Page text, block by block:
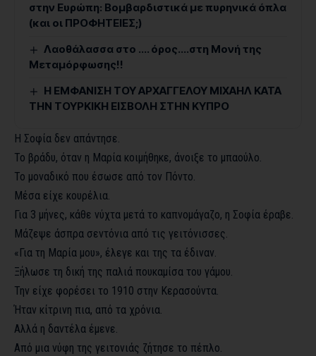
στην Ευρώπη: Βομβαρδιστικά με πυρηνικά όπλα
(και οι ΠΡΟΦΗΤΕΙΕΣ;)
Λαοθάλασσα στο …. όρος….στη Μονή της
Μεταμόρφωσης!!
Η ΕΜΦΑΝΙΣΗ ΤΟΥ ΑΡΧΑΓΓΕΛΟΥ ΜΙΧΑΗΛ ΚΑΤΑ
ΤΗΝ ΤΟΥΡΚΙΚΗ ΕΙΣΒΟΛΗ ΣΤΗΝ ΚΥΠΡΟ
Η Σοφία δεν απάντησε.
Το βράδυ, όταν η Μαρία κοιμήθηκε, άνοιξε το μπαούλο.
Το μοναδικό που έσωσε από τον Πόντο.
Μέσα είχε κουρέλια.
Για 3 μήνες, κάθε νύχτα μετά το καπνομάγαζο, η Σοφία έραβε.
Μάζεψε άσπρα σεντόνια από τις γειτόνισσες.
«Για τη Μαρία μου», έλεγε και της τα έδιναν.
Ξήλωσε τη δική της παλιά πουκαμίσα του γάμου.
Την είχε φορέσει το 1910 στην Κερασούντα.
Ήταν κίτρινη πια, από τα χρόνια.
Αλλά η δαντέλα έμενε.
Από μια νύφη της γειτονιάς ζήτησε το πέπλο.